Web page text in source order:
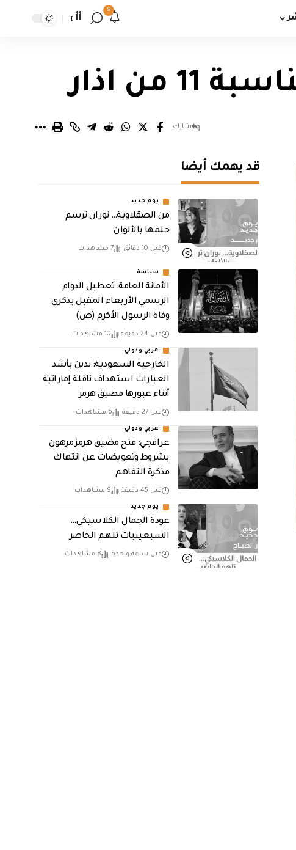
9
أأ
اذار
شارك
قد يهمك أيضا
يوم جديد
من الصقلاوية… نوران ترسم
حلمها بالألوان
قبل 10 دقائق 7 مشاهدات
سياسة
الأمانة العامة: تعطيل الدوام
الرسمي الأربعاء المقبل بذكرى
وفاة الرسول الأكرم (ص)
قبل 24 دقيقة 10 مشاهدات
عربي ودولي
‏الخارجية السعودية: ندين بأشد
العبارات استهداف ناقلة إماراتية
أثناء عبورها مضيق هرمز
قبل 27 دقيقة 6 مشاهدات
عربي ودولي
عراقجي: فتح مضيق هرمز مرهون
بشروط وتعويضات عن انتهاك
مذكرة التفاهم
قبل 45 دقيقة 9 مشاهدات
يوم جديد
عودة الجمال الكلاسيكي…
السبعينيات تلهم الحاضر
قبل ساعة واحدة 8 مشاهدات